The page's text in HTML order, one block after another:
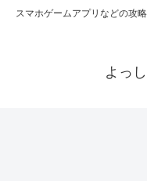
スマホゲームアプリなどの攻
よっ